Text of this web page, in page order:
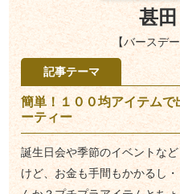
甚
【バースデ
記事テーマ
簡単！１００均アイテム
ーティー
誕生日会や季節のイベントな
けど、お金も手間もかかるし